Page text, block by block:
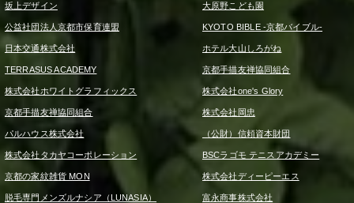
坂上デザイン 大原野こども園
公益社団法人京都市保育連盟 KYOTO BIBLE -京都バイブル-
日本交通株式会社 ホテル大山しろがね
TERRASUS ACADEMY 京都手描友禅協同組合
株式会社ホワイトグラフィックス 株式会社one's Glory
京都手描友禅協同組合 株式会社岡忠
パルハウス株式会社 （公財）信頼資本財団
株式会社タカヤコーポレーション BSCラゴモ テニスアカデミー
京都の家紋雑貨 MON 株式会社ディーピーエス
脱毛専門メンズルナシア（LUNASIA） 富永商事株式会社